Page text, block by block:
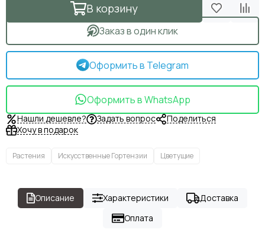
В корзину
Заказ в один клик
Оформить в Telegram
Оформить в WhatsApp
Нашли дешевле? Задать вопрос
Поделиться
Хочу в подарок
Растения Искусственные Гортензии Цветущие
Описание Характеристики
Доставка
Оплата